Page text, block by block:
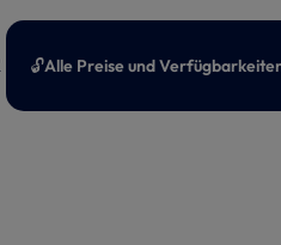
🔓Alle Preise und